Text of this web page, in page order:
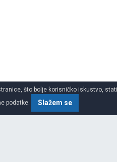
što bolje korisničko iskustvo,
podatke. Slažem se